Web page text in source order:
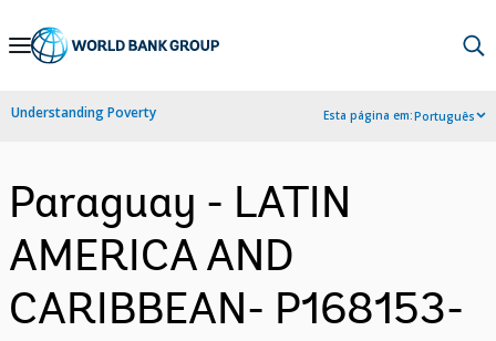
Skip
Navigation
Understanding Poverty Esta página em:Português
Paraguay - LATIN
AMERICA AND
CARIBBEAN- P168153-